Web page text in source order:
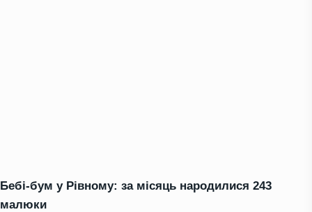
Бебі-бум у Рівному: за місяць народилися 243
малюки